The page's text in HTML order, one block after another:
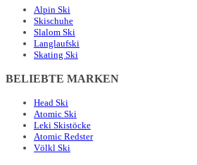
Alpin Ski
Skischuhe
Slalom Ski
Langlaufski
Skating Ski
BELIEBTE MARKEN
Head Ski
Atomic Ski
Leki Skistöcke
Atomic Redster
Völkl Ski